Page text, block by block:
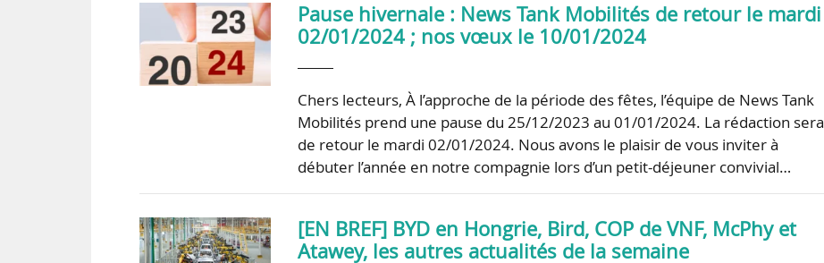
Pause hivernale : News Tank Mobilités de retour le mardi
02/01/2024 ; nos vœux le 10/01/2024
Chers lecteurs, À l’approche de la période des fêtes, l’équipe de News Tank
Mobilités prend une pause du 25/12/2023 au 01/01/2024. La rédaction sera
de retour le mardi 02/01/2024. Nous avons le plaisir de vous inviter à
débuter l’année en notre compagnie lors d’un petit-déjeuner convivial…
[EN BREF] BYD en Hongrie, Bird, COP de VNF, McPhy et
Atawey, les autres actualités de la semaine